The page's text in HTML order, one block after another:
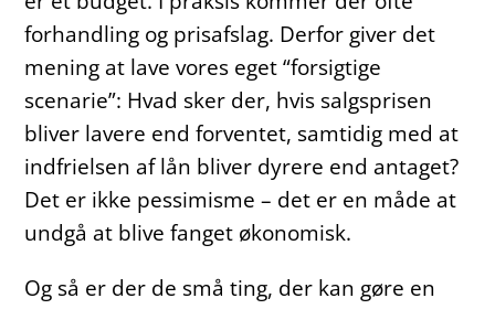
forhandling og prisafslag. Derfor giver det
mening at lave vores eget “forsigtige
scenarie”: Hvad sker der, hvis salgsprisen
bliver lavere end forventet, samtidig med at
indfrielsen af lån bliver dyrere end antaget?
Det er ikke pessimisme – det er en måde at
undgå at blive fanget økonomisk.
Og så er der de små ting, der kan gøre en